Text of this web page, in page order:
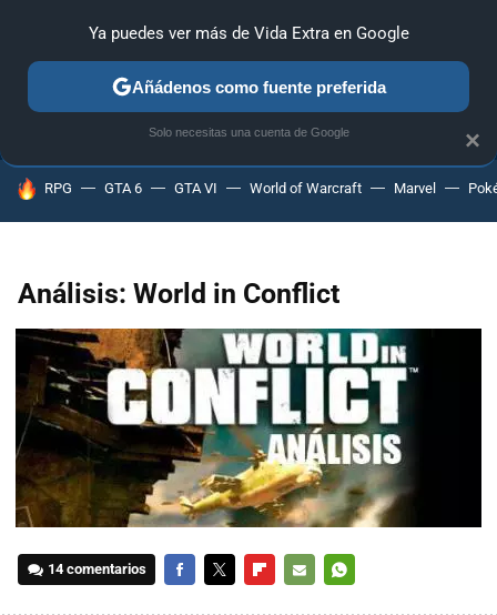
ANÁLISIS GUÍAS Y TRUCOS PC SONY NINTENDO
HOY SE HABLA DE
RPG GTA 6 GTA VI World of Warcraft Marvel
Análisis: World in Conflict
14 comentarios
×
Ya puedes ver más de Vida Extra en Google
Añádenos como fuente preferida
Solo necesitas una cuenta de Google